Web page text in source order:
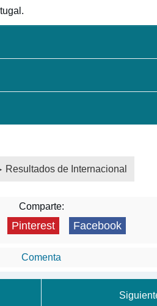
Resultados de Internacional
Comparte:
Pinterest Facebook
Comenta